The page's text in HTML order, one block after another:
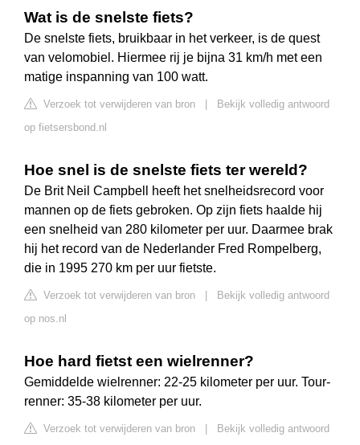
Wat is de snelste fiets?
De snelste fiets, bruikbaar in het verkeer, is de quest
van velomobiel. Hiermee rij je bijna 31 km/h met een
matige inspanning van 100 watt.
Verzoek tot verwijderen van bron
Bekijk volledig antwoord
op fietsersbond.nl
Hoe snel is de snelste fiets ter wereld?
De Brit Neil Campbell heeft het snelheidsrecord voor
mannen op de fiets gebroken. Op zijn fiets haalde hij
een snelheid van 280 kilometer per uur. Daarmee brak
hij het record van de Nederlander Fred Rompelberg,
die in 1995 270 km per uur fietste.
Verzoek tot verwijderen van bron
Bekijk volledig antwoord
op nos.nl
Hoe hard fietst een wielrenner?
Gemiddelde wielrenner: 22-25 kilometer per uur. Tour-
renner: 35-38 kilometer per uur.
Verzoek tot verwijderen van bron
Bekijk volledig antwoord